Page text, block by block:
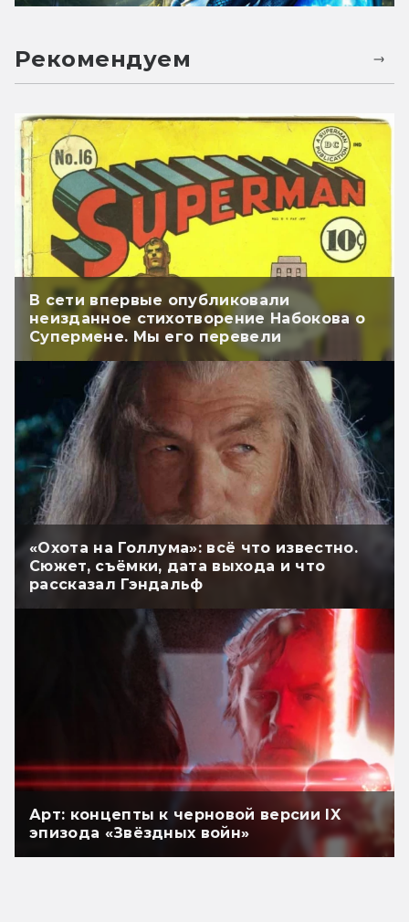
Рекомендуем
В сети впервые опубликовали
неизданное стихотворение Набокова о
Супермене. Мы его перевели
«Охота на Голлума»: всё что известно.
Сюжет, съёмки, дата выхода и что
рассказал Гэндальф
Арт: концепты к черновой версии IX
эпизода «Звёздных войн»